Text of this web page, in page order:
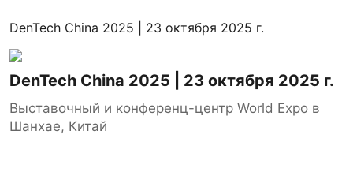
DenTech China 2025 | 23 октября 2025 г.
DenTech China 2025 | 23 октября 2025 г.
Выставочный и конференц-центр World Expo в
Шанхае, Китай